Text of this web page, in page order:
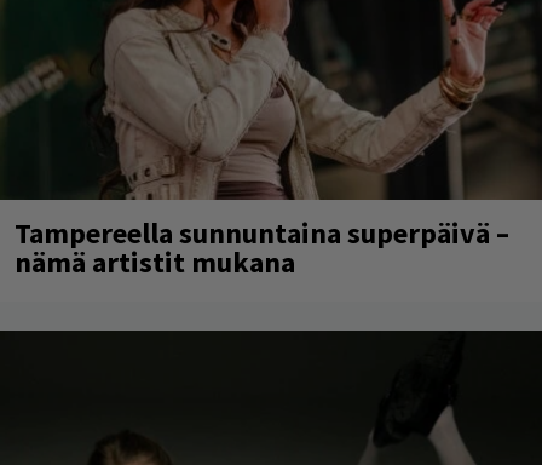
Tampereella sunnuntaina superpäivä –
nämä artistit mukana